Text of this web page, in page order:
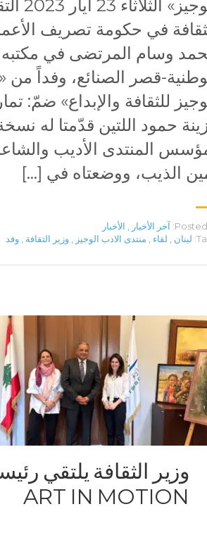
في حكومة تصريف
وسام المرتضى في مكتبه
قصر الصنائع، وفداً من
للثقافة والإبداع» ضمّ:
حمود اللتين قدّمتا له
المنتدى الأديب
الذيب، ووضعتاه في […]
Posted آخر الأخبار
الأخبار
لبنان لقاء منتدى الادب الوجيز وزير الثقافة وفد
وزير الثقافة يلتقي
ART IN MOTION